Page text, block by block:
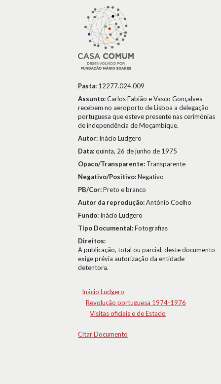
Pasta: 12277.024.009
Assunto:Carlos Fabião e Vasco Gonçalves
recebem no aeroporto de Lisboa a delegação
portuguesa que esteve presente nas cerimónias
de independência de Moçambique.
Autor: Inácio Ludgero
Data:quinta, 26 de junho de 1975
Opaco/Transparente: Transparente
Negativo/Positivo:Negativo
PB/Cor:Preto e branco
Autor da reprodução:António Coelho
Fundo: Inácio Ludgero
Tipo Documental:Fotografias
Direitos:
A publicação, total ou parcial, deste documento
exige prévia autorização da entidade
detentora.
Inácio Ludgero
Revolução portuguesa 1974-1976
Visitas oficiais e de Estado
Citar Documento